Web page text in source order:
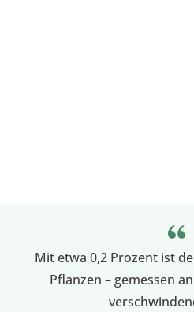
Mit etwa 0,2 Prozent ist
Pflanzen – gemessen